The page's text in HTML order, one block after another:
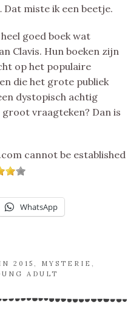
miste ik een beetje.
goed boek wat
Clavis. Hun boeken zijn
op het populaire
die het grote publiek
dystopisch achtig
vraagteken? Dan is
cannot be established
WhatsApp
2015 MYSTERIE
ADULT